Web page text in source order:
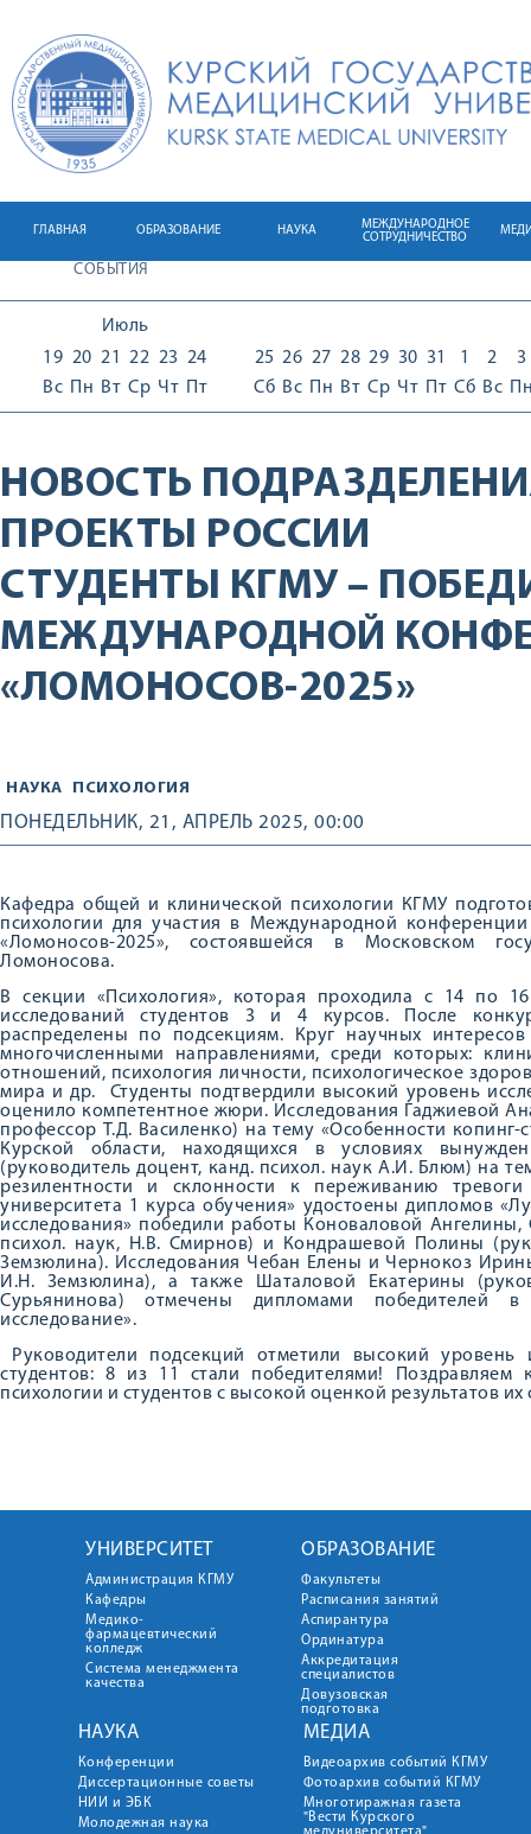
ГЛАВНАЯ ОБРАЗОВАНИЕ НАУКА
МЕЖДУНАРОДНОЕ
СОТРУДНИЧЕСТВО
СОБЫТИЯ
Июль
19
Вс
20
Пн
21
Вт
22
Ср
23
Чт
24
Пт
25
Сб
26
Вс
27
Пн
28
Вт
29
Ср
30
Чт
31
Пт
1
Сб
2
Вс
3
НОВОСТЬ
ПРОЕКТЫ РОССИИ
СТУДЕНТЫ КГМУ –
МЕЖДУНАРОДНОЙ
«ЛОМОНОСОВ-2025»
НАУКА ПСИХОЛОГИЯ
ПОНЕДЕЛЬНИК, 21, АПРЕЛЬ 2025, 00:00
Кафедра общей и клинической психологии КГМУ
психологии для участия в Международной
«Ломоносов-2025», состоявшейся в Московском
Ломоносова.
В секции «Психология», которая проходила с 14 по
исследований студентов 3 и 4 курсов. После
распределены по подсекциям. Круг научных
многочисленными направлениями, среди которых:
отношений, психология личности, психологическое
мира и др. Студенты подтвердили высокий уровень
оценило компетентное жюри. Исследования Гаджиевой
профессор Т.Д. Василенко) на тему «Особенности
Курской области, находящихся в условиях
(руководитель доцент, канд. психол. наук А.И. Блюм) на
резилентности и склонности к переживанию
университета 1 курса обучения» удостоены дипломов
исследования» победили работы Коноваловой
психол. наук, Н.В. Смирнов) и Кондрашевой Полины
Земзюлина). Исследования Чебан Елены и Чернокоз
И.Н. Земзюлина), а также Шаталовой Екатерины
Сурьянинова) отмечены дипломами победителей в
исследование».
Руководители подсекций отметили высокий уровень
студентов: 8 из 11 стали победителями!
психологии и студентов с высокой оценкой результатов
УНИВЕРСИТЕТ
Администрация КГМУ
Кафедры
Медико-
фармацевтический
колледж
Система менеджмента
качества
ОБРАЗОВАНИЕ
Факультеты
Расписания занятий
Аспирантура
Ординатура
Аккредитация
специалистов
Довузовская
подготовка
НАУКА
Конференции
Диссертационные советы
НИИ и ЭБК
Молодежная наука
МЕДИА
Видеоархив событий КГМУ
Фотоархив событий КГМУ
Многотиражная газета
"Вести Курского